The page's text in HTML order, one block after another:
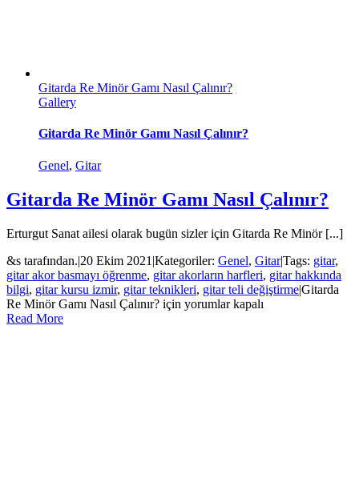
Gitarda Re Minör Gamı Nasıl Çalınır?
Gallery
Gitarda Re Minör Gamı Nasıl Çalınır?
Genel, Gitar
Gitarda Re Minör Gamı Nasıl Çalınır?
Erturgut Sanat ailesi olarak bugün sizler için Gitarda Re Minör [...]
&s tarafından.|20 Ekim 2021 |Kategoriler: Genel, Gitar|Tags: gitar,
gitar akor basmayı öğrenme, gitar akorların harfleri, gitar hakkında
bilgi, gitar kursu izmir, gitar teknikleri, gitar teli değiştirme|Gitarda
Re Minör Gamı Nasıl Çalınır? için yorumlar kapalı
Read More